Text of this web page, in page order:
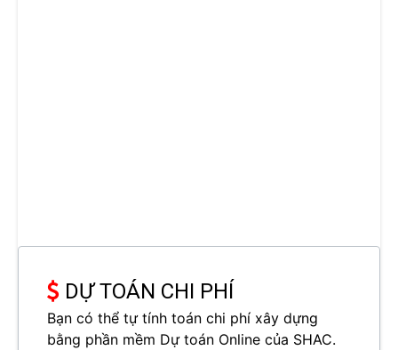
DỰ TOÁN CHI PHÍ
Bạn có thể tự tính toán chi phí xây dựng
bằng phần mềm Dự toán Online của SHAC.